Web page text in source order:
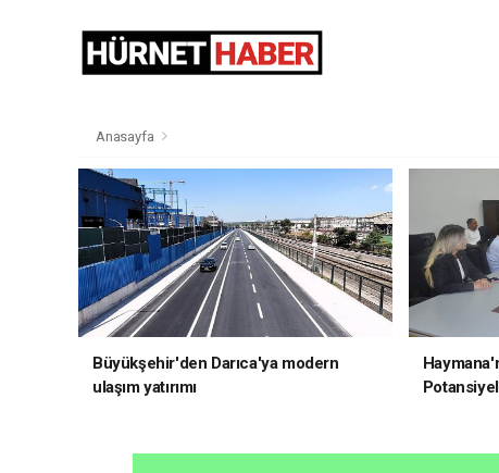
Anasayfa
Büyükşehir'den Darıca'ya modern
ulaşım yatırımı